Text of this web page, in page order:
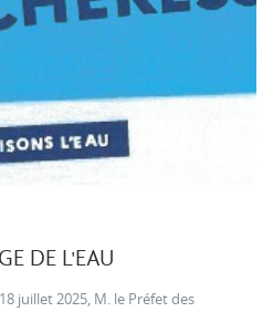
DE L'EAU
juillet 2025, M. le Préfet des